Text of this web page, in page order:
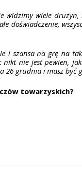
widzimy wiele
doświadczenie,
i szansa na grę na
nie jest pewien,
26 grudnia i masz być
towarzyskich?